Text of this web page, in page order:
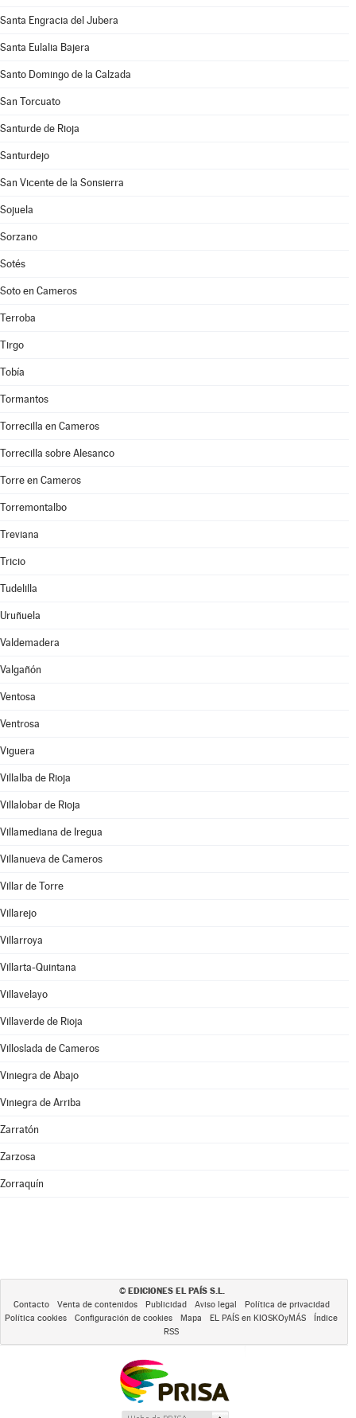
Santa Engracia del Jubera
Santa Eulalia Bajera
Santo Domingo de la Calzada
San Torcuato
Santurde de Rioja
Santurdejo
San Vicente de la Sonsierra
Sojuela
Sorzano
Sotés
Soto en Cameros
Terroba
Tirgo
Tobía
Tormantos
Torrecilla en Cameros
Torrecilla sobre Alesanco
Torre en Cameros
Torremontalbo
Treviana
Tricio
Tudelilla
Uruñuela
Valdemadera
Valgañón
Ventosa
Ventrosa
Viguera
Villalba de Rioja
Villalobar de Rioja
Villamediana de Iregua
Villanueva de Cameros
Villar de Torre
Villarejo
Villarroya
Villarta-Quintana
Villavelayo
Villaverde de Rioja
Villoslada de Cameros
Viniegra de Abajo
Viniegra de Arriba
Zarratón
Zarzosa
Zorraquín
© EDICIONES EL PAÍS S.L.
Contacto Venta de contenidos Publicidad Aviso legal
Política de privacidad
Política cookies
Configuración de cookies Mapa EL PAÍS en KIOSKOyMÁS
Índice
RSS